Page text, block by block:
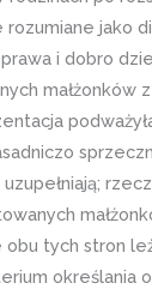
rozumiane jako
i dobro
małżonków
tych stron
określania